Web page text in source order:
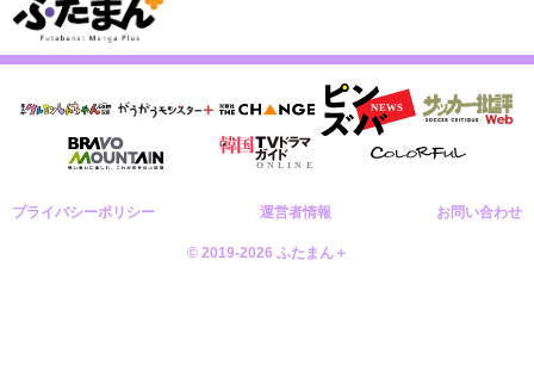
プライバシーポリシー 運営者情報 お問い合わせ
© 2019-2026 ふたまん＋